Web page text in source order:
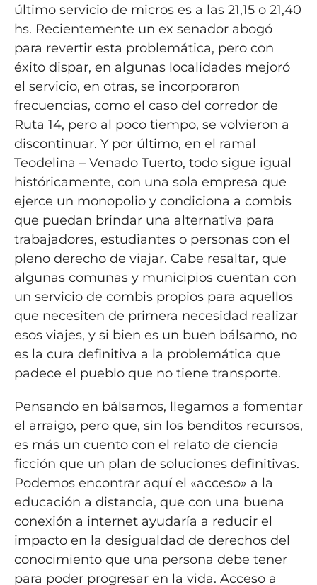
último servicio de micros es a las 21,15 o 21,40
hs. Recientemente un ex senador abogó
para revertir esta problemática, pero con
éxito dispar, en algunas localidades mejoró
el servicio, en otras, se incorporaron
frecuencias, como el caso del corredor de
Ruta 14, pero al poco tiempo, se volvieron a
discontinuar. Y por último, en el ramal
Teodelina – Venado Tuerto, todo sigue igual
históricamente, con una sola empresa que
ejerce un monopolio y condiciona a combis
que puedan brindar una alternativa para
trabajadores, estudiantes o personas con el
pleno derecho de viajar. Cabe resaltar, que
algunas comunas y municipios cuentan con
un servicio de combis propios para aquellos
que necesiten de primera necesidad realizar
esos viajes, y si bien es un buen bálsamo, no
es la cura definitiva a la problemática que
padece el pueblo que no tiene transporte.
Pensando en bálsamos, llegamos a fomentar
el arraigo, pero que, sin los benditos recursos,
es más un cuento con el relato de ciencia
ficción que un plan de soluciones definitivas.
Podemos encontrar aquí el «acceso» a la
educación a distancia, que con una buena
conexión a internet ayudaría a reducir el
impacto en la desigualdad de derechos del
conocimiento que una persona debe tener
para poder progresar en la vida. Acceso a